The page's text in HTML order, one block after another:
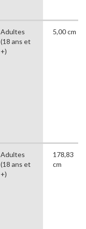
Adultes
(18 ans et
+)
5,00 cm
Adultes
(18 ans et
+)
178,83
cm